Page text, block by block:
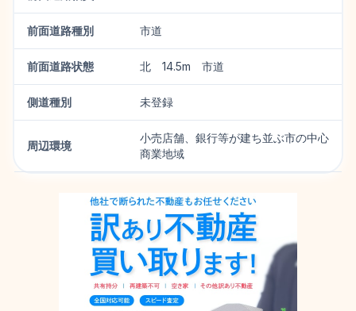
前面道路種別 市道
前面道路状態 北 14.5m 市道
側道種別 未登録
周辺環境
小売店舗、銀行等が建ち並ぶ市の中心
商業地域